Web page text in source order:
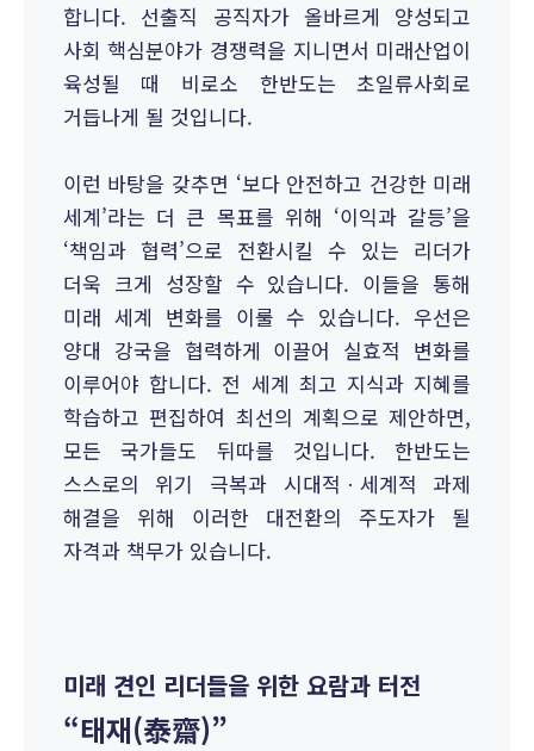
합니다. 선출직 공직자가 올바르게 양성되고
사회 핵심분야가 경쟁력을 지니면서 미래산업이
육성될 때 비로소 한반도는 초일류사회로
거듭나게 될 것입니다.
이런 바탕을 갖추면 ‘보다 안전하고 건강한 미래
세계’라는 더 큰 목표를 위해 ‘이익과 갈등’을
‘책임과 협력’으로 전환시킬 수 있는 리더가
더욱 크게 성장할 수 있습니다. 이들을 통해
미래 세계 변화를 이룰 수 있습니다. 우선은
양대 강국을 협력하게 이끌어 실효적 변화를
이루어야 합니다. 전 세계 최고 지식과 지혜를
학습하고 편집하여 최선의 계획으로 제안하면,
모든 국가들도 뒤따를 것입니다. 한반도는
스스로의 위기 극복과 시대적ㆍ세계적 과제
해결을 위해 이러한 대전환의 주도자가 될
자격과 책무가 있습니다.
미래 견인 리더들을 위한 요람과 터전
“태재(泰齋)”